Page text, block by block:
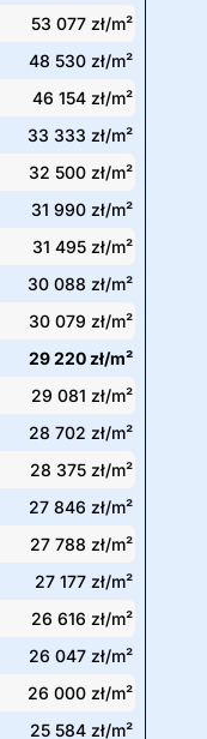
53 077 zł/m²
48 530 zł/m²
46 154 zł/m²
33 333 zł/m²
32 500 zł/m²
31 990 zł/m²
31 495 zł/m²
30 088 zł/m²
30 079 zł/m²
29 220 zł/m²
29 081 zł/m²
28 702 zł/m²
28 375 zł/m²
27 846 zł/m²
27 788 zł/m²
27 177 zł/m²
26 616 zł/m²
26 047 zł/m²
26 000 zł/m²
25 584 zł/m²